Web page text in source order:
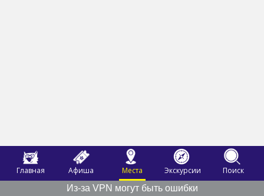
Главная Афиша Места Экскурсии
Поиск
Из-за VPN могут быть ошибки